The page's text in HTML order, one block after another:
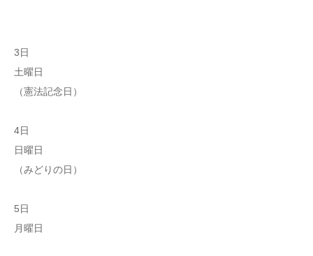
3日
土曜日
（憲法記念日）
4日
日曜日
（みどりの日）
5日
月曜日